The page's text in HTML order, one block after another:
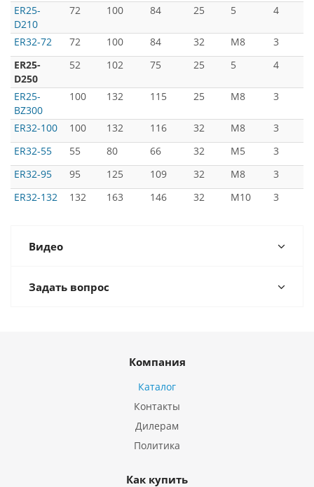
ER25-
D210
72 100 84 25 5 4
ER32-72 72 100 84 32 М8 3
ER25-
D250
52 102 75 25 5 4
ER25-
BZ300
100 132 115 25 М8 3
ER32-100 100 132 116 32 М8 3
ER32-55
55 80 66 32 М5 3
ER32-95
95 125 109 32 М8 3
ER32-132
132 163 146 32 M10 3
Видео
Задать вопрос
Компания
Каталог
Контакты
Дилерам
Политика
Как купить